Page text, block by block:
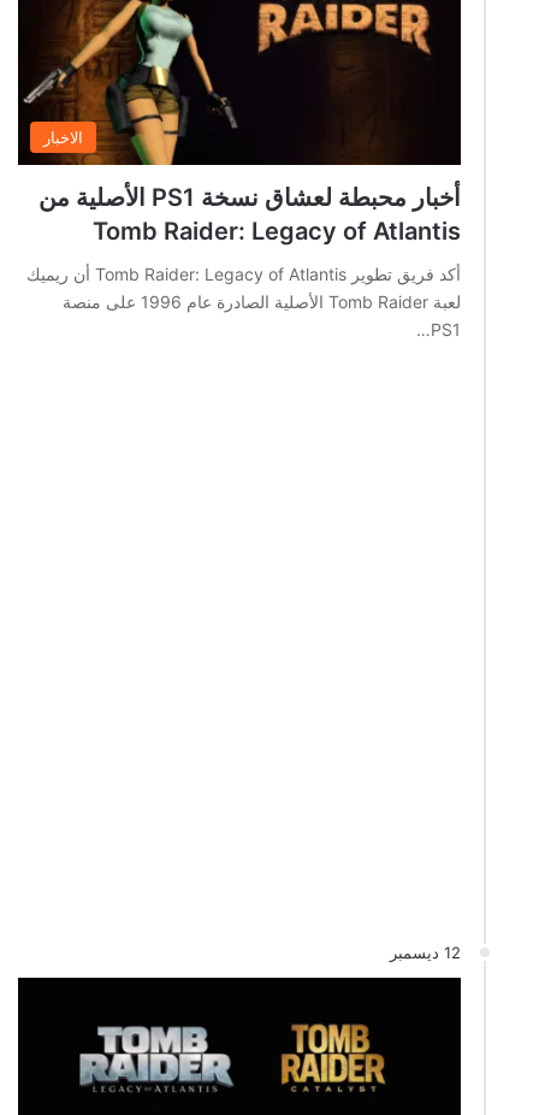
الاخبار
أخبار محبطة لعشاق نسخة PS1 الأصلية من
Tomb Raider: Legacy of Atlantis
أكد فريق تطوير Tomb Raider: Legacy of Atlantis أن ريميك
لعبة Tomb Raider الأصلية الصادرة عام 1996 على منصة
PS1…
12 ديسمبر